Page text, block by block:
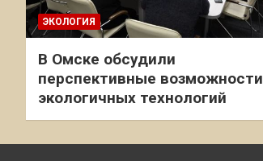
ЭКОЛОГИЯ
В Омске обсудили
перспективные возможности
экологичных технологий